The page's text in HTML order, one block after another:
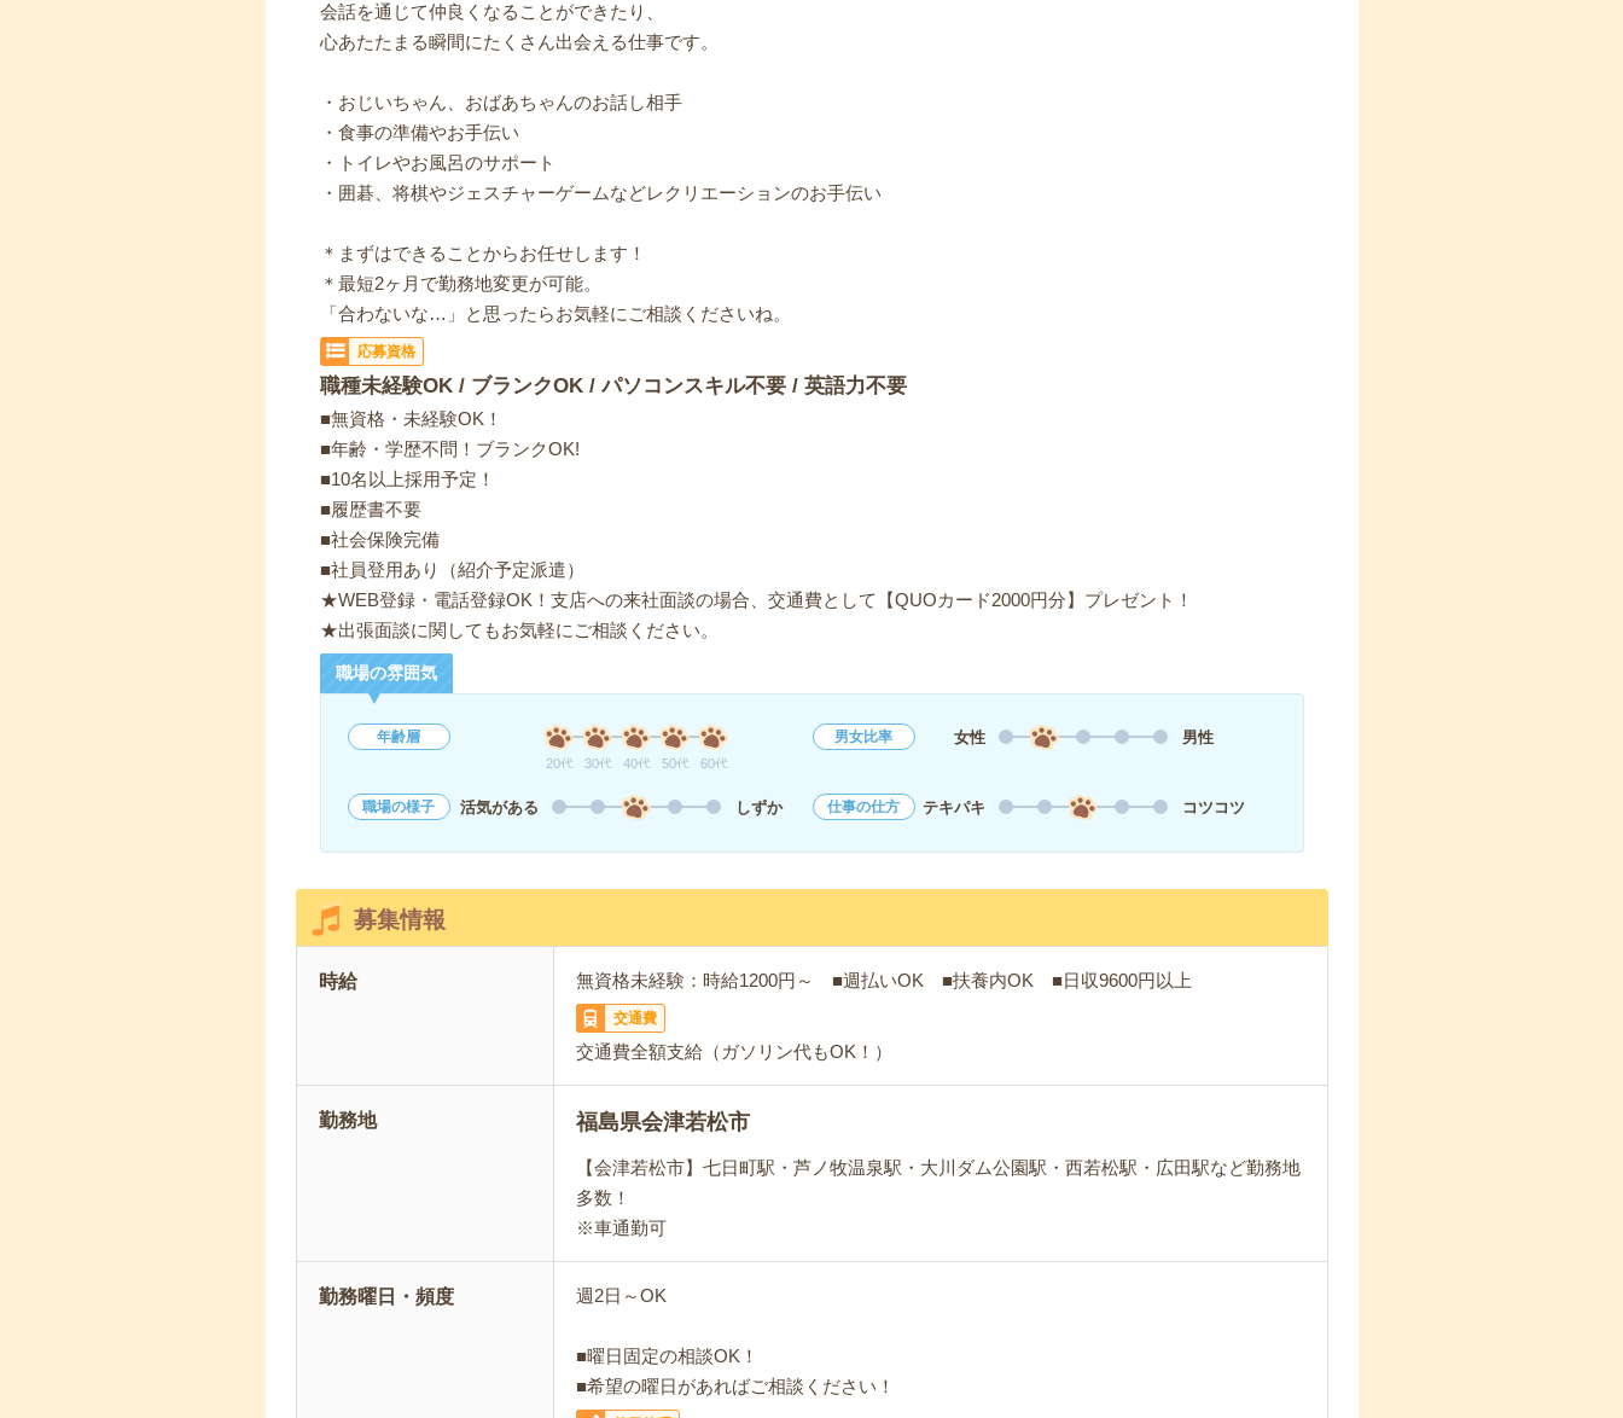
会話を通じて仲良くなることができたり、
心あたたまる瞬間にたくさん出会える仕事です。
・おじいちゃん、おばあちゃんのお話し相手
・食事の準備やお手伝い
・トイレやお風呂のサポート
・囲碁、将棋やジェスチャーゲームなどレクリエーションのお手伝い
＊まずはできることからお任せします！
＊最短2ヶ月で勤務地変更が可能。
「合わないな…」と思ったらお気軽にご相談くださいね。
応募資格
職種未経験OK / ブランクOK / パソコンスキル不要 / 英語力不要
■無資格・未経験OK！
■年齢・学歴不問！ブランクOK!
■10名以上採用予定！
■履歴書不要
■社会保険完備
■社員登用あり（紹介予定派遣）
★WEB登録・電話登録OK！支店への来社面談の場合、交通費として【QUOカード2000円分】プレゼント！
★出張面談に関してもお気軽にご相談ください。
職場の雰囲気
年齢層
20代 30代 40代 50代 60代
男女比率 女性 男性
職場の様子 活気がある しずか 仕事の仕方 テキパキ コツコツ
募集情報
時給 無資格未経験：時給1200円～ ■週払いOK ■扶養内OK ■日収9600円以上
交通費
交通費全額支給（ガソリン代もOK！）
勤務地 福島県会津若松市
【会津若松市】七日町駅・芦ノ牧温泉駅・大川ダム公園駅・西若松駅・広田駅など勤務地
多数！
※車通勤可
勤務曜日・頻度 週2日～OK
■曜日固定の相談OK！
■希望の曜日があればご相談ください！